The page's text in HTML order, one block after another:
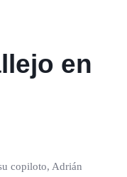
en
copiloto, Adrián